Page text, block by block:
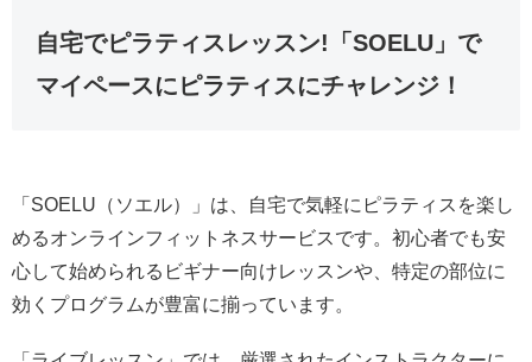
自宅でピラティスレッスン!「SOELU」で
マイペースにピラティスにチャレンジ！
「SOELU（ソエル）」は、自宅で気軽にピラティスを楽し
めるオンラインフィットネスサービスです。初心者でも安
心して始められるビギナー向けレッスンや、特定の部位に
効くプログラムが豊富に揃っています。